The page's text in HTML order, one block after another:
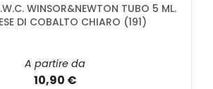
WINSOR&NEWTON TUBO 5 ML.
DI COBALTO CHIARO (191)
A partire da
10,90 €